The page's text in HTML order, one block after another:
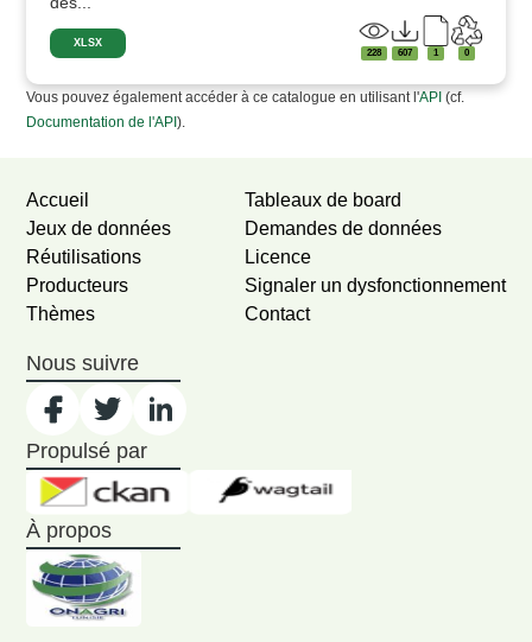
XLSX
228 607 1 0
Vous pouvez également accéder à ce catalogue en utilisant l'API (cf.
Documentation de l'API).
Accueil
Jeux de données
Réutilisations
Producteurs
Thèmes
Tableaux de board
Demandes de données
Licence
Signaler un dysfonctionnement
Contact
Nous suivre
Propulsé par
À propos